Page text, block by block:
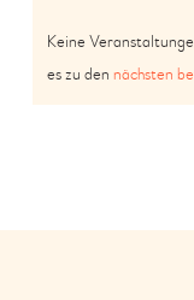
PREISE
Keine
es zu den nächsten
A